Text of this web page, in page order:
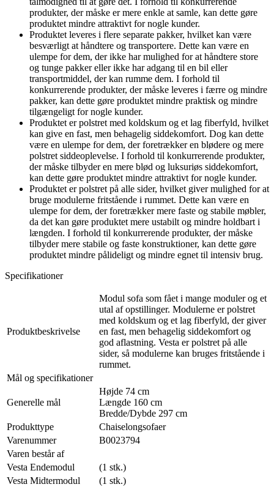
produkter, der måske er mere enkle at samle, kan dette gøre
produktet mindre attraktivt for nogle kunder.
Produktet leveres i flere separate pakker, hvilket kan være
besværligt at håndtere og transportere. Dette kan være en
ulempe for dem, der ikke har mulighed for at håndtere store
og tunge pakker eller ikke har adgang til en bil eller
transportmiddel, der kan rumme dem. I forhold til
konkurrerende produkter, der måske leveres i færre og mindre
pakker, kan dette gøre produktet mindre praktisk og mindre
tilgængeligt for nogle kunder.
Produktet er polstret med koldskum og et lag fiberfyld, hvilket
kan give en fast, men behagelig siddekomfort. Dog kan dette
være en ulempe for dem, der foretrækker en blødere og mere
polstret siddeoplevelse. I forhold til konkurrerende produkter,
der måske tilbyder en mere blød og luksuriøs siddekomfort,
kan dette gøre produktet mindre attraktivt for nogle kunder.
Produktet er polstret på alle sider, hvilket giver mulighed for at
bruge modulerne fritstående i rummet. Dette kan være en
ulempe for dem, der foretrækker mere faste og stabile møbler,
da det kan gøre produktet mere ustabilt og mindre holdbart i
længden. I forhold til konkurrerende produkter, der måske
tilbyder mere stabile og faste konstruktioner, kan dette gøre
produktet mindre pålideligt og mindre egnet til intensiv brug.
Specifikationer
Produktbeskrivelse
Modul sofa som fået i mange moduler og et
utal af opstillinger. Modulerne er polstret
med koldskum og et lag fiberfyld, der giver
en fast, men behagelig siddekomfort og
god aflastning. Vesta er polstret på alle
sider, så modulerne kan bruges fritstående i
rummet.
Mål og specifikationer
Generelle mål
Højde 74 cm
Længde 160 cm
Bredde/Dybde 297 cm
Produkttype
Chaiselongsofaer
Varenummer
B0023794
Varen består af
Vesta Endemodul
(1 stk.)
Vesta Midtermodul
(1 stk.)